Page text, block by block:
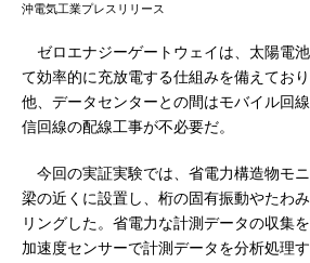
沖電気工業プレスリリース
ゼロエナジーゲートウェイは、太陽電
て効率的に充放電する仕組みを備えてお
他、データセンターとの間はモバイル回
信回線の配線工事が不必要だ。
今回の実証実験では、省電力構造物モ
梁の近くに設置し、桁の固有振動やたわ
リングした。省電力な計測データの収集
加速度センサーで計測データを分析処理